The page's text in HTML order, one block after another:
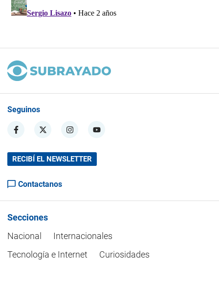
Seguinos
RECIBÍ EL NEWSLETTER
Contactanos
Secciones
Nacional
Internacionales
Tecnología e Internet
Curiosidades